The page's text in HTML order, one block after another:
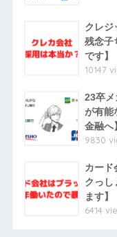
クレジ
残念子
です】
10147
23卒メ
が有能
金融へ】
9830
カード
クっし
ます】
6414